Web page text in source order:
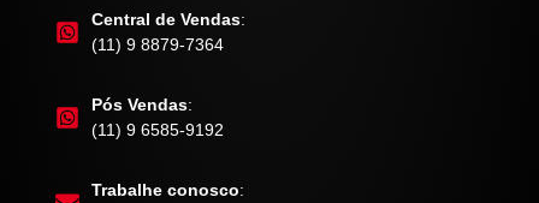
Central de Vendas:
(11) 9 8879-7364
Pós Vendas:
(11) 9 6585-9192
Trabalhe conosco: